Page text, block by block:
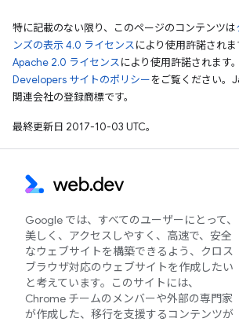
特に記載のない限り、このページのコンテンツは
ンズの表示 4.0 ライセンスにより使用許諾され
Apache 2.0 ライセンスにより使用許諾されます
Developers サイトのポリシーをご覧ください。
関連会社の登録商標です。
最終更新日 2017-10-03 UTC。
Google では、すべてのユーザーにとって、
美しく、アクセスしやすく、高速で、安全
なウェブサイトを構築できるよう、クロス
ブラウザ対応のウェブサイトを作成したい
と考えています。このサイトには、
Chrome チームのメンバーや外部の専門家
が作成した、移行を支援するコンテンツが